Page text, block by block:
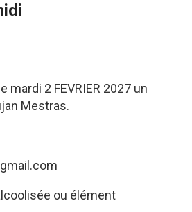
mardi 2 FEVRIER 2027 un
Mestras.
ou élément